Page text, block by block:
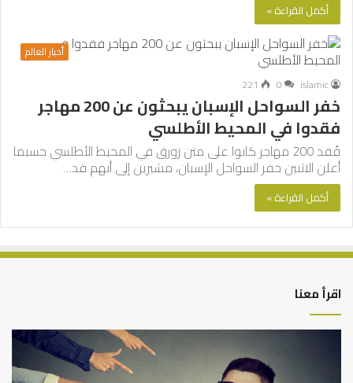
أكمل القراءة »
أخبار العالم
islamic
0
221
خفر السواحل الإسبان يبحثون عن 200 مهاجر
فقدوا في المحيط الأطلسي
فُقد 200 مهاجر كانوا على متن زورق في المحيط الأطلسي حسبما
أعلن الاثنين خفر السواحل الإسبان، مشيرين إلى أنهم قد…
أكمل القراءة »
اقرأ معنا
التوازن